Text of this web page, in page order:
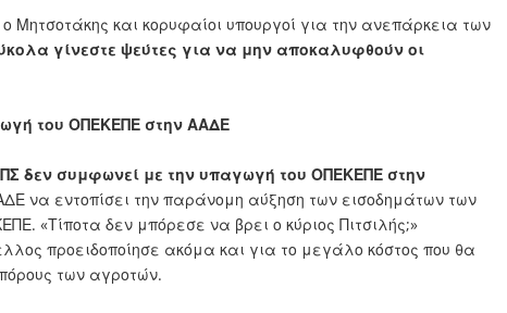
και κορυφαίοι υπουργοί για την ανεπάρκεια των
γίνεστε ψεύτες για να μην αποκαλυφθούν οι
του ΟΠΕΚΕΠΕ στην ΑΑΔΕ
ΠΣ δεν συμφωνεί με την υπαγωγή του ΟΠΕΚΕΠΕ στην
να εντοπίσει την παράνομη αύξηση των εισοδημάτων των
«Τίποτα δεν μπόρεσε να βρει ο κύριος Πιτσιλής;»
προειδοποίησε ακόμα και για το μεγάλο κόστος που θα
των αγροτών.